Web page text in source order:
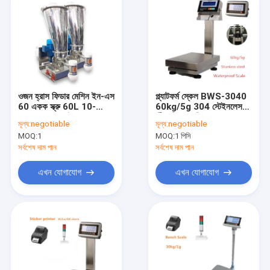
পণ্য
ওজন হ্রাস ফিডার মেশিন ইন-এস
60 একক স্ক্রু 60L 10-
এসি, 3phase 1.5kVA
জন্য রজন গুঁড়া
মূল্য:negotiable
MOQ:1
সর্বশেষ দাম পান
এখন যোগাযোগ
প্ল্যাটফর্ম স্কেল BWS-3040
60kg/5g 304 স্টেইনলেস
IP67 এসি 220V জলরোধী
নির্দেশক প্রদর্শন সহ
মূল্য:negotiable
MOQ:1 পিসি
সর্বশেষ দাম পান
এখন যোগাযোগ